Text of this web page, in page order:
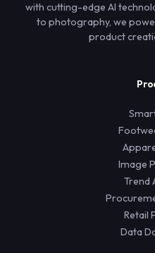
with cutting-edge AI
to photography, we
product
Image
Trend
Retail
Data